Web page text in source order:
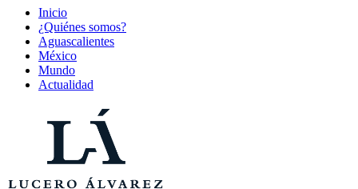
Inicio
¿Quiénes somos?
Aguascalientes
México
Mundo
Actualidad